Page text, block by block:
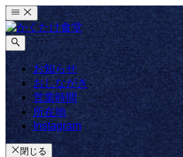
コ
ン
テ
ン
ツ
へ
ス
キ
ッ
プ
お知らせ
おしながき
営業時間
所在地
Instagram
閉じる